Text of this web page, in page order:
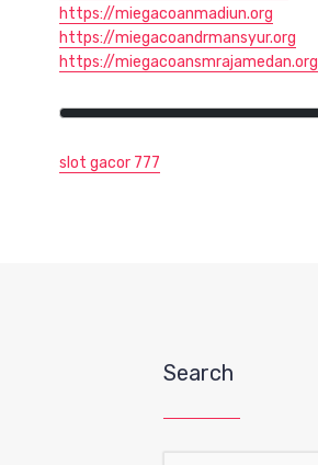
https://miegacoanmadiun.org
https://miegacoandrmansyur.org
https://miegacoansmrajamedan.org
slot gacor 777
Search